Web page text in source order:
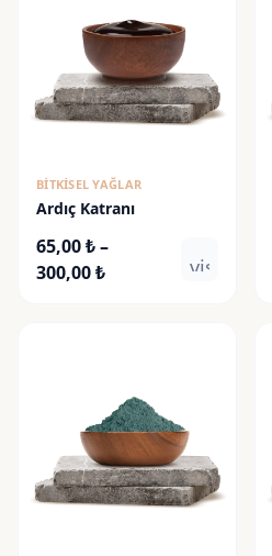
BITKISEL YAĞLAR
Ardıç Katranı
65,00₺–
300,00₺Fiyat
visibility